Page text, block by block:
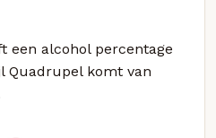
een alcohol percentage
Quadrupel komt van